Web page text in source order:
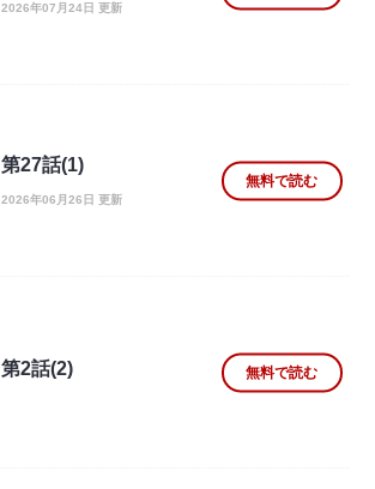
2026年07月24日 更新
第27話(1)
2026年06月26日 更新
無料で読む
第2話(2) 無料で読む